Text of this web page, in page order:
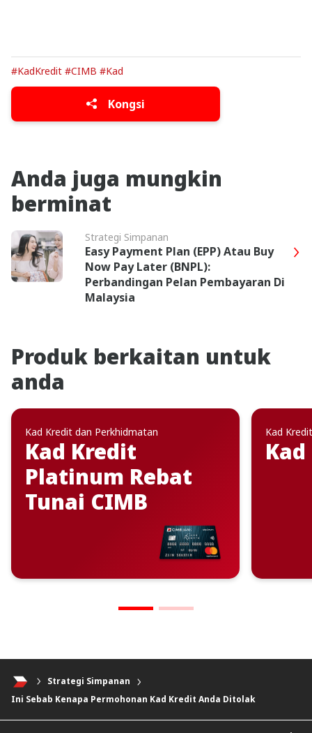
#KadKredit #CIMB #Kad
Kongsi
Anda juga mungkin
berminat
Strategi Simpanan
Easy Payment Plan (EPP) Atau Buy
Now Pay Later (BNPL):
Perbandingan Pelan Pembayaran Di
Malaysia
Produk berkaitan untuk
anda
Kad Kredit dan Perkhidmatan
Kad Kredit
Platinum Rebat
Tunai CIMB
Kad
Strategi Simpanan
Ini Sebab Kenapa Permohonan Kad Kredit Anda Ditolak